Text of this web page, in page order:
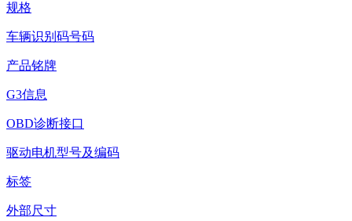
规格
车辆识别码号码
产品铭牌
G3信息
OBD诊断接口
驱动电机型号及编码
标签
外部尺寸